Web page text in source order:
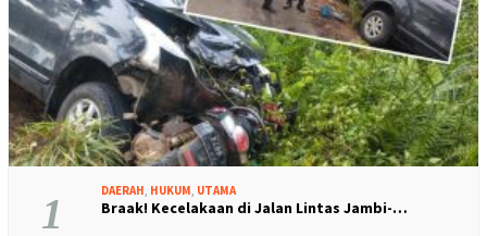
1 DAERAH, HUKUM, UTAMA
Braak! Kecelakaan di Jalan Lintas Jambi-…